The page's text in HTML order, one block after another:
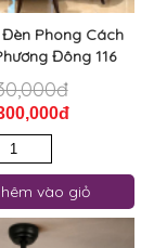
Phong Cách
Đông 116
vào giỏ